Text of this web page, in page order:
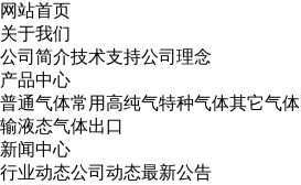
网站首页
关于我们
公司简介技术支持公司理念
产品中心
普通气体常用高纯气特种气体其它气体
输液态气体出口
新闻中心
行业动态公司动态最新公告